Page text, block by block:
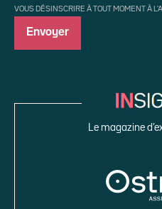
VOUS DÉSINSCRIRE À TOUT MOMENT À
Le magazine